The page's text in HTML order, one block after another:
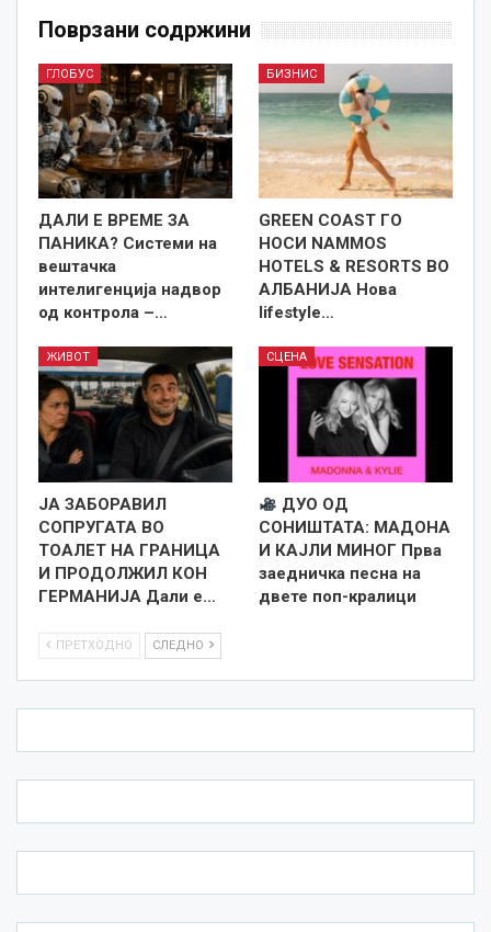
Поврзани содржини
ГЛОБУС
ДАЛИ Е ВРЕМЕ ЗА
ПАНИКА? Системи на
вештачка
интелигенција надвор
од контрола –…
БИЗНИС
GREEN COAST ГО
НОСИ NAMMOS
HOTELS & RESORTS ВО
АЛБАНИЈА Нова
lifestyle…
ЖИВОТ
ЈА ЗАБОРАВИЛ
СОПРУГАТА ВО
ТОАЛЕТ НА ГРАНИЦА
И ПРОДОЛЖИЛ КОН
ГЕРМАНИЈА Дали е…
СЦЕНА
ДУО ОД
СОНИШТАТА: МАДОНА
И КАЈЛИ МИНОГ Прва
заедничка песна на
двете поп-кралици
ПРЕТХОДНО СЛЕДНО